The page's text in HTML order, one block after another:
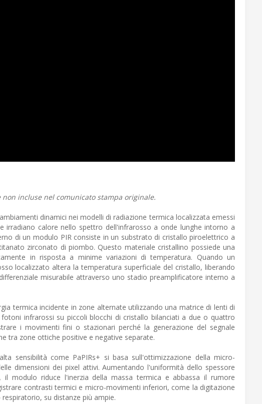
incluse nel comunicato stampa originale.
dinamici nei modelli di radiazione termica localizzata emessi
irradiano calore nello spettro dell'infrarosso a onde lunghe intorno a
di un modulo PIR consiste in un substrato di cristallo piroelettrico a
zirconato di piombo. Questo materiale cristallino possiede una
in risposta a minime variazioni di temperatura. Quando un
localizzato altera la temperatura superficiale del cristallo, liberando
misurabile attraverso uno stadio preamplificatore interno a
termica incidente in zone alternate utilizzando una matrice di lenti di
infrarossi su piccoli blocchi di cristallo bilanciati a due o quattro
i movimenti fini o stazionari perché la generazione del segnale
tra zone ottiche positive e negative separate.
sensibilità come PaPIRs+ si basa sull'ottimizzazione della micro-
dimensioni dei pixel attivi. Aumentando l'uniformità dello spessore
modulo riduce l'inerzia della massa termica e abbassa il rumore
contrasti termici e micro-movimenti inferiori, come la digitazione
su distanze più ampie.